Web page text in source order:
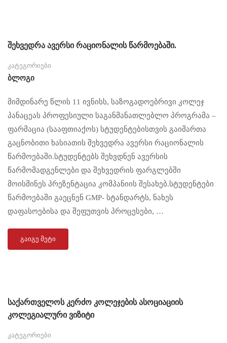
შეხვედრა ავერსი რაციონალის წარმოებაში.
კატეგორიები
Ბლოგი
მიმდინარე წლის 11 ივნისს, საზოგადოებრივი კოლეჯ
პანაცეას პროფესიული საგანმანათლებლო პროგრამა –
ფარმაცია (სააფთიაქოს) სტუდენტებისთვის გაიმართა
გაცნობითი ხასიათის შეხვედრა ავერსი რაციონალის
წარმოებაში.სტუდენტებს შეხვდნენ ავერსის
წარმომადგენლები და შეხვედრის ფარგლებში
მოისმინეს პრეზენტაცია კომპანიის შესახებ.სტუდენტები
წარმოებაში გაეცნენ GMP- სტანდარტს, ნახეს
დაფასოებისა და შეფუთვის პროცესები, …
ᲒᲐᲘᲒᲔ ᲛᲔᲢᲘ
საქართველოს კერძო კოლეჯების ასოციაციის
კოლეგიალური ვიზიტი
კატეგორიები